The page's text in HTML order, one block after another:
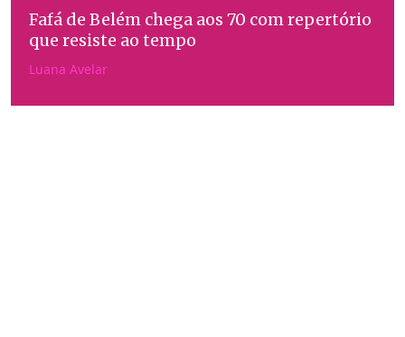
Fafá de Belém chega aos 70 com repertório
que resiste ao tempo
Luana Avelar